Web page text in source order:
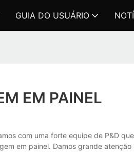
GUIA DO USUÁRIO
EM PAINEL
com uma forte equipe de P&D
em painel. Damos grande